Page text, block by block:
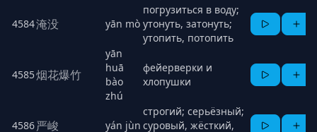
4584淹没 yān mò
погрузиться в воду;
утонуть, затонуть;
утопить, потопить
4585烟花爆竹
yān
huā
bào
zhú
фейерверки и
хлопушки
4586严峻 yán jùn
строгий; серьёзный;
суровый, жёсткий,